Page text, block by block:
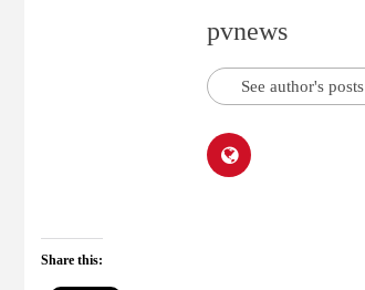
pvnews
See author's posts
Share this: